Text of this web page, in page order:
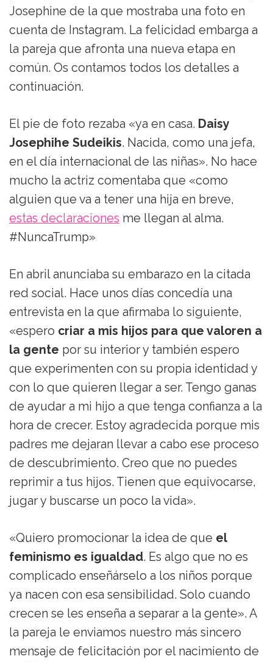
Josephine de la que mostraba una foto en
cuenta de Instagram. La felicidad embarga a
la pareja que afronta una nueva etapa en
común. Os contamos todos los detalles a
continuación.
El pie de foto rezaba «ya en casa. Daisy
Josephihe Sudeikis. Nacida, como una jefa,
en el día internacional de las niñas». No hace
mucho la actriz comentaba que «como
alguien que va a tener una hija en breve,
estas declaraciones me llegan al alma.
#NuncaTrump»
En abril anunciaba su embarazo en la citada
red social. Hace unos días concedía una
entrevista en la que afirmaba lo siguiente,
«espero criar a mis hijos para que valoren a
la gente por su interior y también espero
que experimenten con su propia identidad y
con lo que quieren llegar a ser. Tengo ganas
de ayudar a mi hijo a que tenga confianza a la
hora de crecer. Estoy agradecida porque mis
padres me dejaran llevar a cabo ese proceso
de descubrimiento. Creo que no puedes
reprimir a tus hijos. Tienen que equivocarse,
jugar y buscarse un poco la vida».
«Quiero promocionar la idea de que el
feminismo es igualdad. Es algo que no es
complicado enseñárselo a los niños porque
ya nacen con esa sensibilidad. Solo cuando
crecen se les enseña a separar a la gente». A
la pareja le enviamos nuestro más sincero
mensaje de felicitación por el nacimiento de